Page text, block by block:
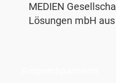
MEDIEN
Lösungen mbH